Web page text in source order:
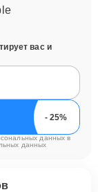
вас и
данных в
данных